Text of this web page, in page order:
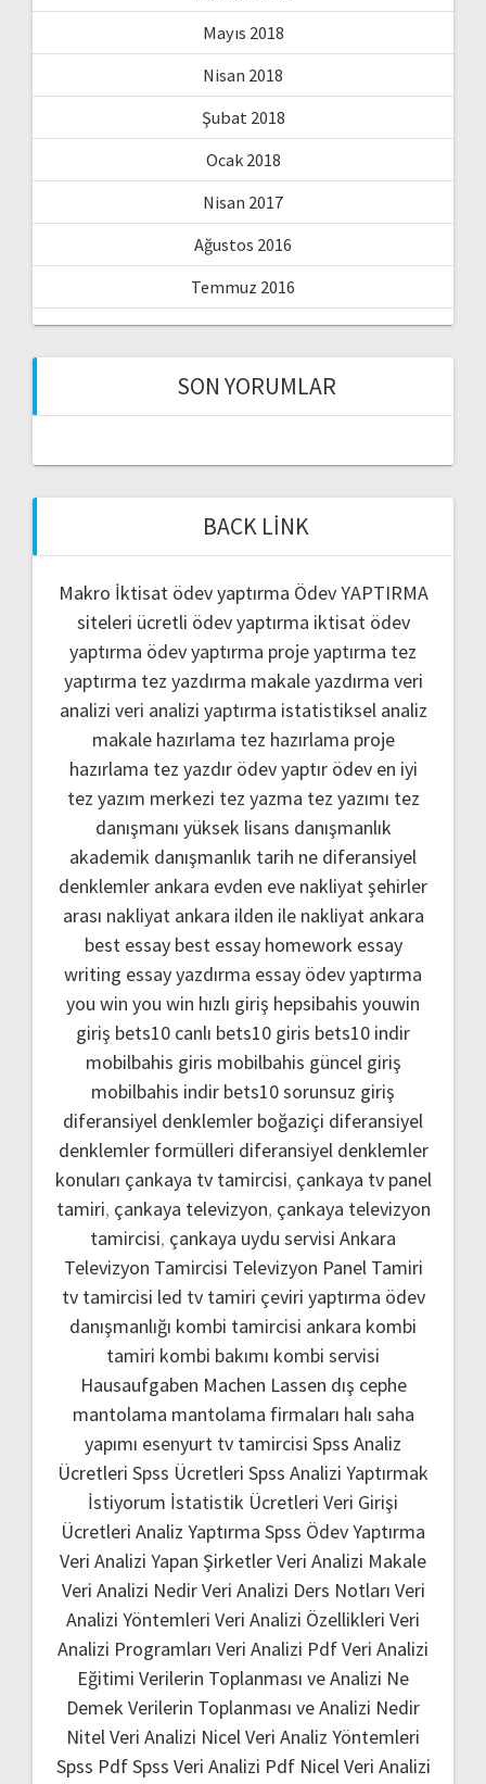
Mayıs 2018
Nisan 2018
Şubat 2018
Ocak 2018
Nisan 2017
Ağustos 2016
Temmuz 2016
SON YORUMLAR
BACK LINK
Makro İktisat ödev yaptırma Ödev YAPTIRMA
siteleri ücretli ödev yaptırma iktisat ödev
yaptırma ödev yaptırma proje yaptırma tez
yaptırma tez yazdırma makale yazdırma veri
analizi veri analizi yaptırma istatistiksel analiz
makale hazırlama tez hazırlama proje
hazırlama tez yazdır ödev yaptır ödev en iyi
tez yazım merkezi tez yazma tez yazımı tez
danışmanı yüksek lisans danışmanlık
akademik danışmanlık tarih ne diferansiyel
denklemler ankara evden eve nakliyatşehirler
arası nakliyat ankara ilden ile nakliyat ankara
best essay best essay homework essay
writing essay yazdırma essay ödev yaptırma
you win you win hızlı giriş hepsibahis youwin
giriş bets10 canlı bets10 giris bets10 indir
mobilbahis giris mobilbahis güncel giriş
mobilbahis indir bets10 sorunsuz giriş
diferansiyel denklemler boğaziçi diferansiyel
denklemler formülleri diferansiyel denklemler
konuları çankaya tv tamircisi, çankaya tv panel
tamiri, çankaya televizyon, çankaya televizyon
tamircisi, çankaya uydu servisi Ankara
Televizyon Tamircisi Televizyon Panel Tamiri
tv tamircisi led tv tamiri çeviri yaptırma ödev
danışmanlığı kombi tamircisi ankara kombi
tamiri kombi bakımı kombi servisi
Hausaufgaben Machen Lassen dış cephe
mantolama mantolama firmaları halı saha
yapımı esenyurt tv tamircisi Spss Analiz
Ücretleri Spss Ücretleri Spss Analizi Yaptırmak
İstiyorum İstatistik Ücretleri Veri Girişi
Ücretleri Analiz Yaptırma Spss Ödev Yaptırma
Veri Analizi Yapan ŞirketlerVeri Analizi Makale
Veri Analizi NedirVeri Analizi Ders Notları Veri
Analizi Yöntemleri Veri Analizi Özellikleri Veri
Analizi Programları Veri Analizi PdfVeri Analizi
Eğitimi Verilerin Toplanması ve Analizi Ne
Demek Verilerin Toplanması ve Analizi Nedir
Nitel Veri Analizi Nicel Veri Analiz Yöntemleri
Spss PdfSpss Veri Analizi Pdf Nicel Veri Analizi